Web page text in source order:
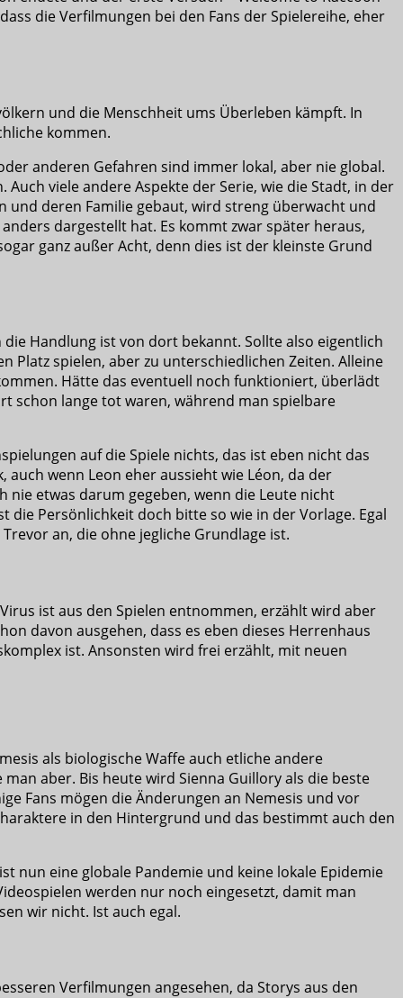
die Verfilmungen bei den Fans der Spielereihe, eher
und die Menschheit ums Überleben kämpft. In
kommen.
anderen Gefahren sind immer lokal, aber nie global.
viele andere Aspekte der Serie, wie die Stadt, in der
und deren Familie gebaut, wird streng überwacht und
dargestellt hat. Es kommt zwar später heraus,
ganz außer Acht, denn dies ist der kleinste Grund
Handlung ist von dort bekannt. Sollte also eigentlich
Platz spielen, aber zu unterschiedlichen Zeiten. Alleine
Hätte das eventuell noch funktioniert, überlädt
schon lange tot waren, während man spielbare
auf die Spiele nichts, das ist eben nicht das
auch wenn Leon eher aussieht wie Léon, da der
nie etwas darum gegeben, wenn die Leute nicht
die Persönlichkeit doch bitte so wie in der Vorlage. Egal
an, die ohne jegliche Grundlage ist.
ist aus den Spielen entnommen, erzählt wird aber
davon ausgehen, dass es eben dieses Herrenhaus
ist. Ansonsten wird frei erzählt, mit neuen
als biologische Waffe auch etliche andere
aber. Bis heute wird Sienna Guillory als die beste
Fans mögen die Änderungen an Nemesis und vor
in den Hintergrund und das bestimmt auch den
nun eine globale Pandemie und keine lokale Epidemie
werden nur noch eingesetzt, damit man
wir nicht. Ist auch egal.
Verfilmungen angesehen, da Storys aus den